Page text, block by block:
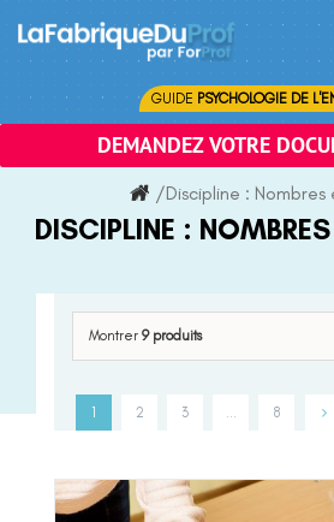
content
GUIDE PSYCHOLOGIE DE
DEMANDEZ VOTRE
/Discipline : Nombres
DISCIPLINE :
Montrer 9 produits
1 2 3 8